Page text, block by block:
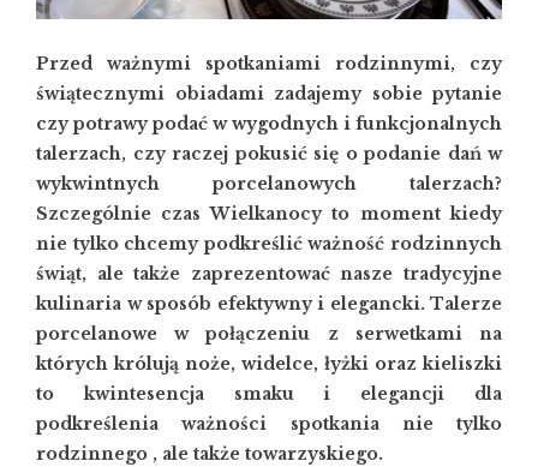
Przed ważnymi spotkaniami rodzinnymi, czy
świątecznymi obiadami zadajemy sobie pytanie
czy potrawy podać w wygodnych i funkcjonalnych
talerzach, czy raczej pokusić się o podanie dań w
wykwintnych porcelanowych talerzach?
Szczególnie czas Wielkanocy to moment kiedy
nie tylko chcemy podkreślić ważność rodzinnych
świąt, ale także zaprezentować nasze tradycyjne
kulinaria w sposób efektywny i elegancki. Talerze
porcelanowe w połączeniu z serwetkami na
których królują noże, widelce, łyżki oraz kieliszki
to kwintesencja smaku i elegancji dla
podkreślenia ważności spotkania nie tylko
rodzinnego , ale także towarzyskiego.